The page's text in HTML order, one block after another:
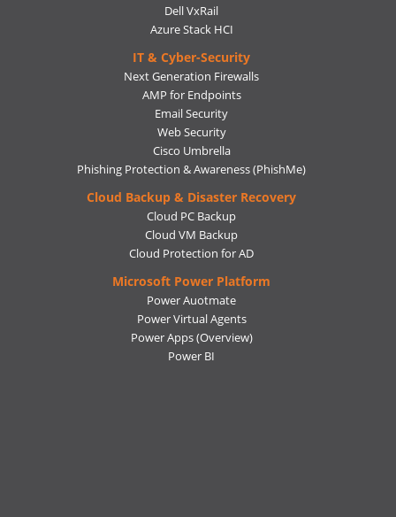
Dell VxRail
Azure Stack HCI
IT & Cyber-Security
Next Generation Firewalls
AMP for Endpoints
Email Security
Web Security
Cisco Umbrella
Phishing Protection & Awareness (PhishMe)
Cloud Backup & Disaster Recovery
Cloud PC Backup
Cloud VM Backup
Cloud Protection for AD
Microsoft Power Platform
Power Auotmate
Power Virtual Agents
Power Apps(Overview)
Power BI